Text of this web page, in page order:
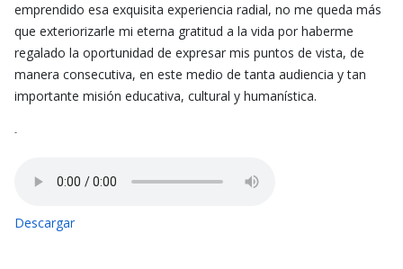
emprendido esa exquisita experiencia radial, no me queda más
que exteriorizarle mi eterna gratitud a la vida por haberme
regalado la oportunidad de expresar mis puntos de vista, de
manera consecutiva, en este medio de tanta audiencia y tan
importante misión educativa, cultural y humanística.
-
Descargar